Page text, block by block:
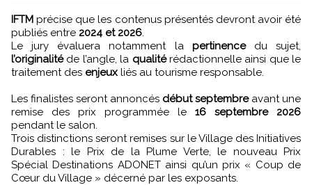
IFTM précise que les contenus présentés devront avoir été
publiés entre 2024 et 2026.
Le jury évaluera notamment la pertinencedu sujet,
l’originalitéde l’angle, la qualitérédactionnelle ainsi que le
traitement des enjeux liés au tourisme responsable.
Les finalistes seront annoncés début septembreavant une
remise des prix programmée le 16 septembre 2026
pendant le salon.
Trois distinctions seront remises sur le Village des Initiatives
Durables : le Prix de la Plume Verte, le nouveau Prix
Spécial Destinations ADONET ainsi qu’un prix « Coup de
Cœur du Village » décerné par les exposants.